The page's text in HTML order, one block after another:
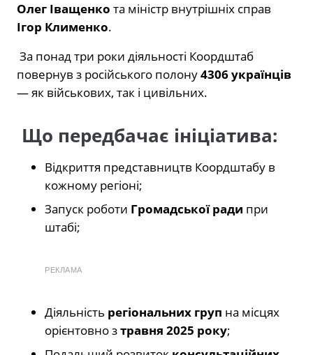
Олег Іващенко та міністр внутрішніх справ
Ігор Клименко.
За понад три роки діяльності Коордштаб
повернув з російського полону4306 українців
— як військових, так і цивільних.
Що передбачає ініціатива:
Відкриття представництв Коордштабу в
кожному регіоні;
Запуск роботи Громадської ради при
штабі;
РЕКЛАМА
Діяльність регіональних груп на місцях
орієнтовно зтравня 2025 року;